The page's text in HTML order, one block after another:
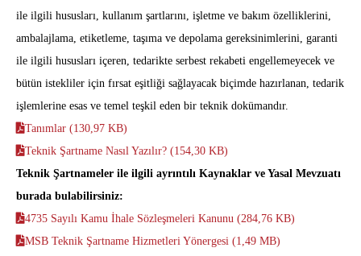
ile ilgili hususları, kullanım şartlarını, işletme ve bakım özelliklerini,
ambalajlama, etiketleme, taşıma ve depolama gereksinimlerini, garanti
ile ilgili hususları içeren, tedarikte serbest rekabeti engellemeyecek ve
bütün istekliler için fırsat eşitliği sağlayacak biçimde hazırlanan, tedarik
işlemlerine esas ve temel teşkil eden bir teknik dokümandır.
Tanımlar (130,97 KB)
Teknik Şartname Nasıl Yazılır? (154,30 KB)
Teknik Şartnameler ile ilgili ayrıntılı Kaynaklar ve Yasal Mevzuatı
burada bulabilirsiniz:
4735 Sayılı Kamu İhale Sözleşmeleri Kanunu (284,76 KB)
MSB Teknik Şartname Hizmetleri Yönergesi (1,49 MB)